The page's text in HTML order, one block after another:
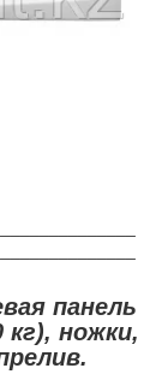
панель
кг), ножки,